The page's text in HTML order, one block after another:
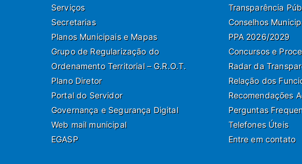
Serviços
Secretarias
Planos Municipais e Mapas
Grupo de Regularização do
Ordenamento Territorial – G.R.O.T.
Plano Diretor
Portal do Servidor
Governança e Segurança Digital
Web mail municipal
EGASP
Transparência
Conselhos
PPA 2026/2029
Concursos e
Radar da
Relação dos
Recomendações
Perguntas
Telefones Úteis
Entre em contato